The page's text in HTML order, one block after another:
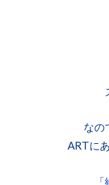
なの
ARTに